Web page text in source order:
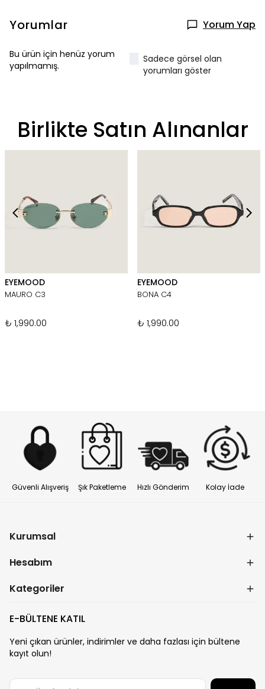
Yorumlar Yorum Yap
Bu ürün için henüz yorum
yapılmamış.
Sadece görsel olan
yorumları göster
Birlikte Satın Alınanlar
EYEMOOD
MAURO C3
₺ 1,990.00
EYEMOOD
BONA C4
₺ 1,990.00
Güvenli Alışveriş Şık Paketleme Hızlı Gönderim Kolay İade
Kurumsal
Hesabım
Kategoriler
E-BÜLTENE KATIL
Yeni çıkan ürünler, indirimler ve daha fazlası için bültene
kayıt olun!